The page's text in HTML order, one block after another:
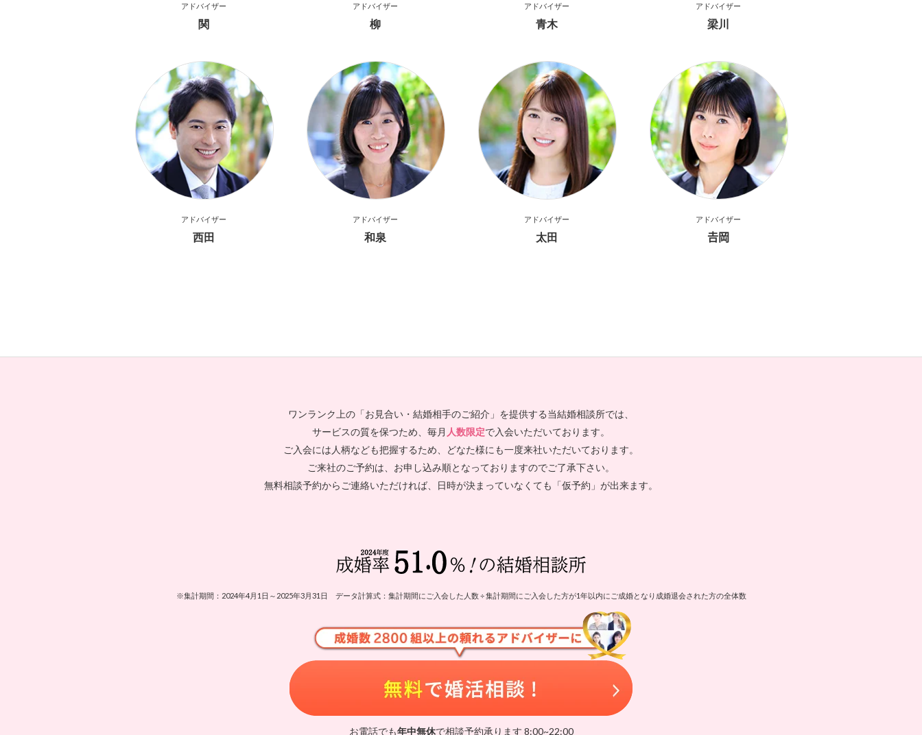
アドバイザー
関
アドバイザー
柳
アドバイザー
青木
アドバイザー
梁川
アドバイザー
西田
アドバイザー
和泉
アドバイザー
太田
アドバイザー
𠮷岡
ワンランク上の「お見合い・結婚相手のご紹介」を提供する当結婚相談所では、
サービスの質を保つため、毎月 人数限定で入会いただいております。
ご入会には人柄なども把握するため、どなた様にも一度来社いただいております。
ご来社のご予約は、お申し込み順となっておりますのでご了承下さい。
無料相談予約からご連絡いただければ、日時が決まっていなくても「仮予約」が出来ます。
※集計期間：2024年4月1日～2025年3月31日 データ計算式：集計期間にご入会した人数 ÷ 集計期間にご入会した方が1年以内にご成婚となり成婚退会された方の全体数
お電話でも年中無休で相談予約承ります 8:00~22:00